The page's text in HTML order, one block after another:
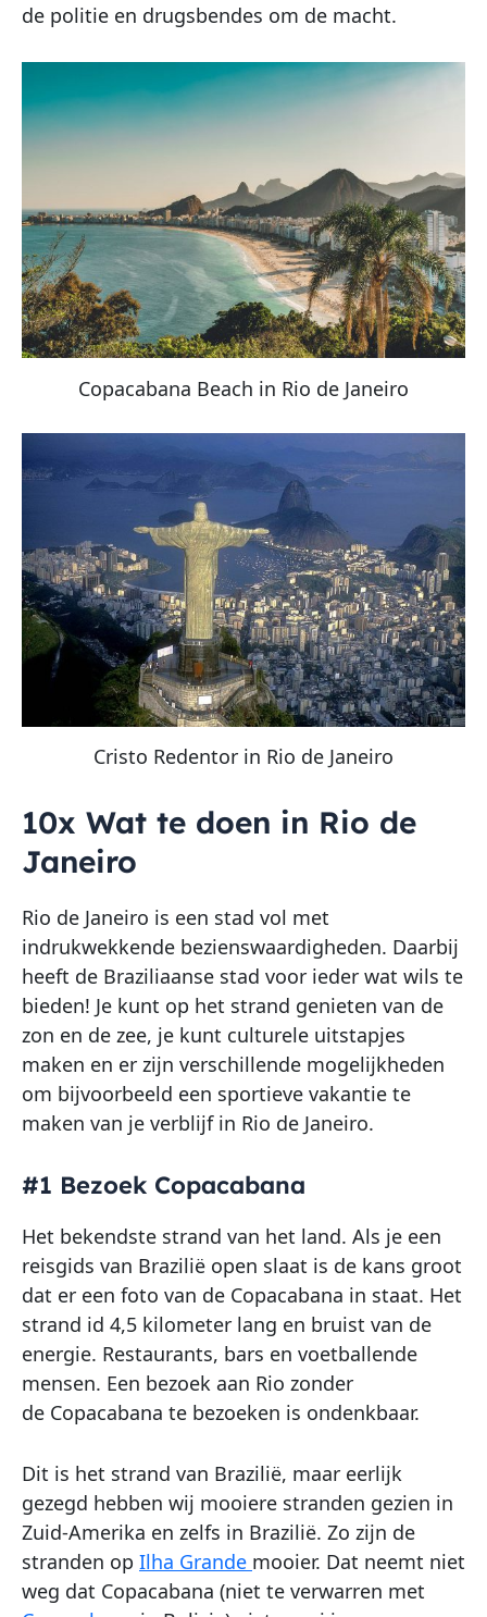
de politie en drugsbendes om de macht.
Copacabana Beach in Rio de Janeiro
Cristo Redentor in Rio de Janeiro
10x Wat te doen in Rio de
Janeiro
Rio de Janeiro is een stad vol met
indrukwekkende bezienswaardigheden. Daarbij
heeft de Braziliaanse stad voor ieder wat wils te
bieden! Je kunt op het strand genieten van de
zon en de zee, je kunt culturele uitstapjes
maken en er zijn verschillende mogelijkheden
om bijvoorbeeld een sportieve vakantie te
maken van je verblijf in Rio de Janeiro.
#1 Bezoek Copacabana
Het bekendste strand van het land. Als je een
reisgids van Brazilië open slaat is de kans groot
dat er een foto van de Copacabana in staat. Het
strand id 4,5 kilometer lang en bruist van de
energie. Restaurants, bars en voetballende
mensen. Een bezoek aan Rio zonder
de Copacabana te bezoeken is ondenkbaar.
Dit is het strand van Brazilië, maar eerlijk
gezegd hebben wij mooiere stranden gezien in
Zuid-Amerika en zelfs in Brazilië. Zo zijn de
stranden op Ilha Grande mooier. Dat neemt niet
weg dat Copacabana (niet te verwarren met